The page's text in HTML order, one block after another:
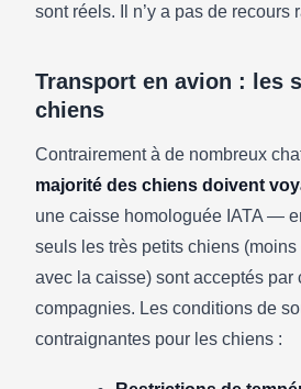
sont réels. Il n’y a pas de recours
Transport en avion : les
chiens
Contrairement à de nombreux
majorité des chiens doivent
une caisse homologuée IATA —
seuls les très petits chiens (moins
avec la caisse) sont acceptés par
compagnies. Les conditions de
contraignantes pour les chiens :